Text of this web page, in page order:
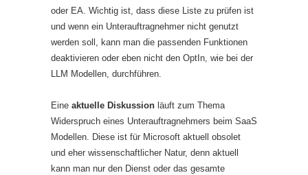
oder EA. Wichtig ist, dass diese Liste zu prüfen ist
und wenn ein Unterauftragnehmer nicht genutzt
werden soll, kann man die passenden Funktionen
deaktivieren oder eben nicht den OptIn, wie bei der
LLM Modellen, durchführen.
Eine aktuelle Diskussion läuft zum Thema
Widerspruch eines Unterauftragnehmers beim SaaS
Modellen. Diese ist für Microsoft aktuell obsolet
und eher wissenschaftlicher Natur, denn aktuell
kann man nur den Dienst oder das gesamte